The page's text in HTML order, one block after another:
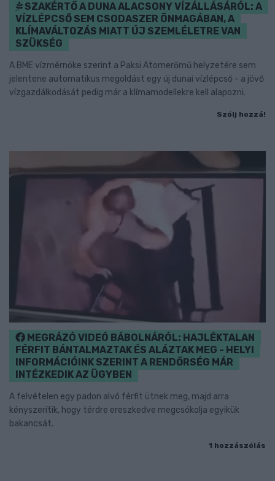
SZAKÉRTŐ A DUNA ALACSONY VÍZÁLLÁSÁRÓL: A
VÍZLÉPCSŐ SEM CSODASZER ÖNMAGÁBAN, A
KLÍMAVÁLTOZÁS MIATT ÚJ SZEMLÉLETRE VAN
SZÜKSÉG
A BME vízmérnöke szerint a Paksi Atomerőmű helyzetére sem
jelentene automatikus megoldást egy új dunai vízlépcső - a jövő
vízgazdálkodását pedig már a klímamodellekre kell alapozni.
Szólj hozzá!
MEGRÁZÓ VIDEÓ BÁBOLNÁRÓL: HAJLÉKTALAN
FÉRFIT BÁNTALMAZTAK ÉS ALÁZTAK MEG - HELYI
INFORMÁCIÓINK SZERINT A RENDŐRSÉG MÁR
INTÉZKEDIK AZ ÜGYBEN
A felvételen egy padon alvó férfit ütnek meg, majd arra
kényszerítik, hogy térdre ereszkedve megcsókolja egyikük
bakancsát.
1 hozzászólás